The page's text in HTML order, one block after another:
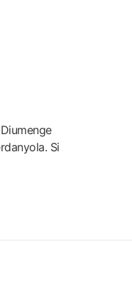
Diumenge
Si